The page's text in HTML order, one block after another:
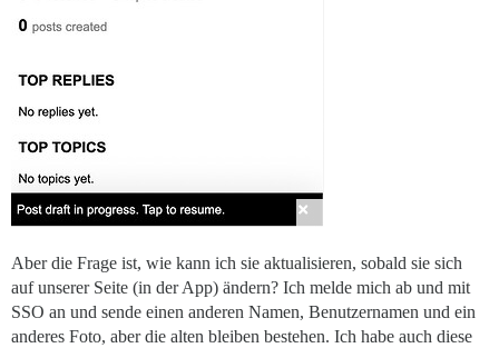
Aber die Frage ist, wie kann ich sie aktualisieren, sobald sie sich
auf unserer Seite (in der App) ändern? Ich melde mich ab und mit
SSO an und sende einen anderen Namen, Benutzernamen und ein
anderes Foto, aber die alten bleiben bestehen. Ich habe auch diese